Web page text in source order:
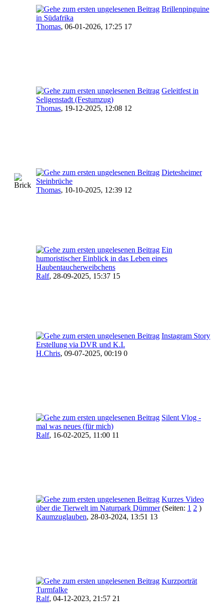
Brillenpinguine
in Südafrika
Thomas, 06-01-2026, 17:25 17
Geleitfest in
Seligenstadt (Festumzug)
Thomas, 19-12-2025, 12:08 12
Dietesheimer
Steinbrüche
Thomas, 10-10-2025, 12:39 12
Ein
humoristischer Einblick in das Leben eines
Haubentaucherweibchens
Ralf, 28-09-2025, 15:37 15
Instagram Story
Erstellung via DVR und K.I.
H.Chris, 09-07-2025, 00:19 0
Silent Vlog -
mal was neues (für mich)
Ralf, 16-02-2025, 11:00 11
Kurzes Video
über die Tierwelt im Naturpark Dümmer (Seiten: 1 2 )
Kaumzuglauben, 28-03-2024, 13:51 13
Kurzporträt
Turmfalke
Ralf, 04-12-2023, 21:57 21